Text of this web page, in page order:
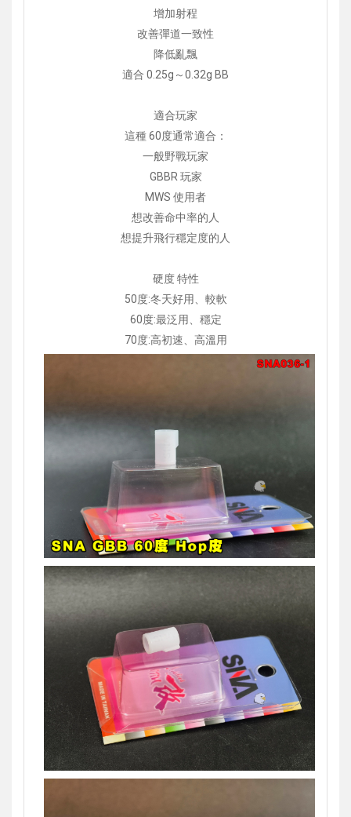
增加射程
改善彈道一致性
降低亂飄
適合 0.25g～0.32g BB
適合玩家
這種 60度通常適合：
一般野戰玩家
GBBR 玩家
MWS 使用者
想改善命中率的人
想提升飛行穩定度的人
硬度 特性
50度:冬天好用、較軟
60度:最泛用、穩定
70度:高初速、高溫用